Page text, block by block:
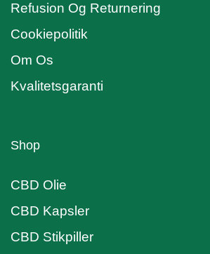
Refusion Og Returnering
Cookiepolitik
Om Os
Kvalitetsgaranti
Shop
CBD Olie
CBD Kapsler
CBD Stikpiller